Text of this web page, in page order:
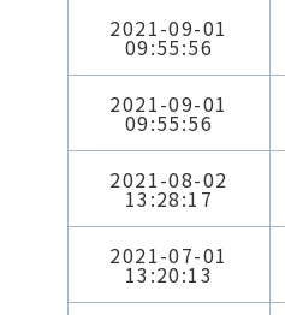
2021-09-01
09:55:56
2021-09-01
09:55:56
2021-08-02
13:28:17
2021-07-01
13:20:13